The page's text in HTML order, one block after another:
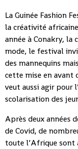
La Guinée Fashion
la créativité
année à Conakry, la
mode, le festival
des mannequins
cette mise en avant
veut aussi agir pour
scolarisation des
Après deux années
de Covid, de
toute l’Afrique sont